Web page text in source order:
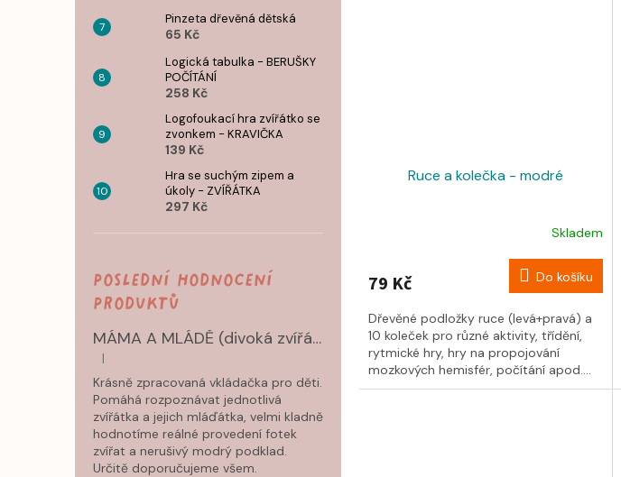
Pinzeta dřevěná dětská
65 Kč
Logická tabulka - BERUŠKY
POČÍTÁNÍ
258 Kč
Logofoukací hra zvířátko se
zvonkem - KRAVIČKA
139 Kč
Hra se suchým zipem a
úkoly - ZVÍŘÁTKA
297 Kč
Poslední hodnocení
produktů
MÁMA A MLÁDĚ (divoká zvířátka) - dvouvrstvé puzzle
Hodnocení produktu je 5 z 5 hvězdiček.
|
Krásně zpracovaná vkládačka pro děti.
Pomáhá rozpoznávat jednotlivá
zvířátka a jejich mláďátka, velmi kladně
hodnotíme reálné provedení fotek
zvířat a nerušivý modrý podklad.
Určitě doporučujeme všem.
Ruce a kolečka - modré
Skladem
79 Kč Do košíku
Dřevěné podložky ruce (levá+pravá) a
10 koleček pro různé aktivity, třídění,
rytmické hry, hry na propojování
mozkových hemisfér, počítání apod....